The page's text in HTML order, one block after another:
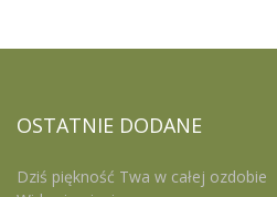
OSTATNIE DODANE
Dziś piękność Twa w całej ozdobie